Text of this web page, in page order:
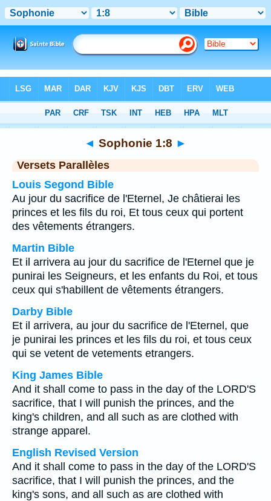
Chapitre 1> Verset 8
◄ Sophonie 1:8 ►
Versets Parallèles
Louis Segond Bible
Au jour du sacrifice de l'Eternel, Je châtierai les
princes et les fils du roi, Et tous ceux qui portent
des vêtements étrangers.
Martin Bible
Et il arrivera au jour du sacrifice de l'Eternel que je
punirai les Seigneurs, et les enfants du Roi, et tous
ceux qui s'habillent de vêtements étrangers.
Darby Bible
Et il arrivera, au jour du sacrifice de l'Eternel, que
je punirai les princes et les fils du roi, et tous ceux
qui se vetent de vetements etrangers.
King James Bible
And it shall come to pass in the day of the LORD'S
sacrifice, that I will punish the princes, and the
king's children, and all such as are clothed with
strange apparel.
English Revised Version
And it shall come to pass in the day of the LORD'S
sacrifice, that I will punish the princes, and the
king's sons, and all such as are clothed with